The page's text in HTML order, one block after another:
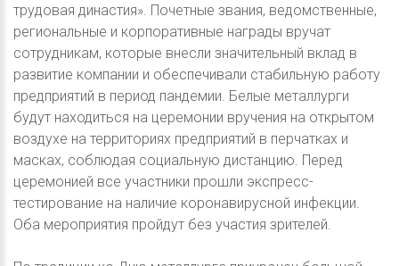
трудовая династия». Почетные звания, ведомственные,
региональные и корпоративные награды вручат
сотрудникам, которые внесли значительный вклад в
развитие компании и обеспечивали стабильную работу
предприятий в период пандемии. Белые металлурги
будут находиться на церемонии вручения на открытом
воздухе на территориях предприятий в перчатках и
масках, соблюдая социальную дистанцию. Перед
церемонией все участники прошли экспресс-
тестирование на наличие коронавирусной инфекции.
Оба мероприятия пройдут без участия зрителей.